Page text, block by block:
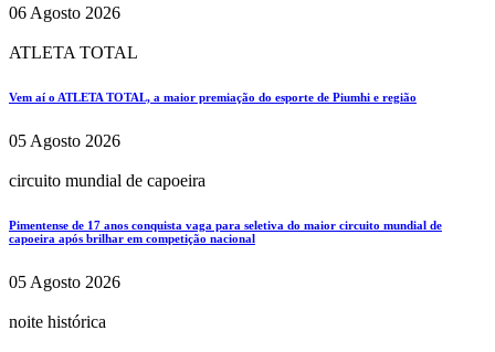
06 Agosto 2026
ATLETA TOTAL
Vem aí o ATLETA TOTAL, a maior premiação do esporte de Piumhi e região
05 Agosto 2026
circuito mundial de capoeira
Pimentense de 17 anos conquista vaga para seletiva do maior circuito mundial de
capoeira após brilhar em competição nacional
05 Agosto 2026
noite histórica